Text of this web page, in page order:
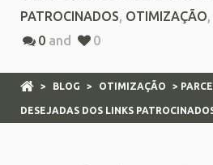
PATROCINADOS, OTIMIZAÇÃO,
0 and 0
> BLOG > OTIMIZAÇÃO >
DESEJADAS DOS LINKS